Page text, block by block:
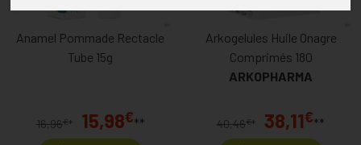
Anamel Pommade Rectacle
Tube 15g
16,96€ * 15,98€**
Arkogelules Huile Onagre
Comprimés 180
ARKOPHARMA
40,46€* 38,11€**